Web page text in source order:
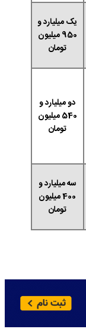
یک میلیارد و
950 میلیون
تومان
دو میلیارد و
540 میلیون
تومان
سه میلیارد و
400 میلیون
تومان